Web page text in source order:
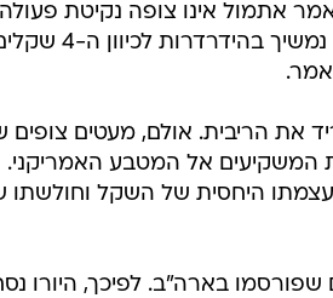
אתמול אינו צופה נקיטת פעולה
בנק ישראל, ולכן הפגיעה במשק
אמר.
את הריבית. אולם, מעטים צופים
את המשקיעים אל המטבע
היחסית של השקל וחולשתו
שפורסמו בארה"ב. לפיכך, היורו